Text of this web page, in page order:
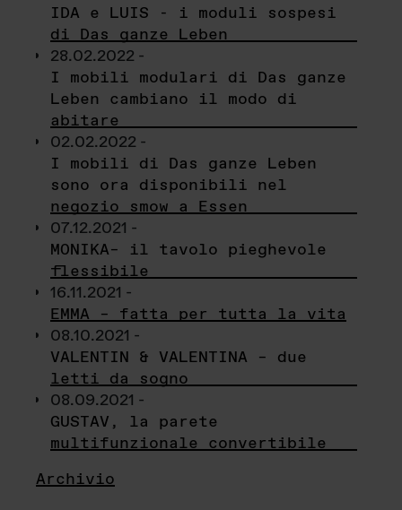
IDA e LUIS - i moduli sospesi
di Das ganze Leben
28.02.2022 -
I mobili modulari di Das ganze
Leben cambiano il modo di
abitare
02.02.2022 -
I mobili di Das ganze Leben
sono ora disponibili nel
negozio smow a Essen
07.12.2021 -
MONIKA– il tavolo pieghevole
flessibile
16.11.2021 -
EMMA – fatta per tutta la vita
08.10.2021 -
VALENTIN & VALENTINA – due
letti da sogno
08.09.2021 -
GUSTAV, la parete
multifunzionale convertibile
Archivio